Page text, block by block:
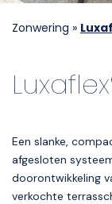
Zonwering »
Een slanke,
afgesloten
doorontwikkeling
verkochte